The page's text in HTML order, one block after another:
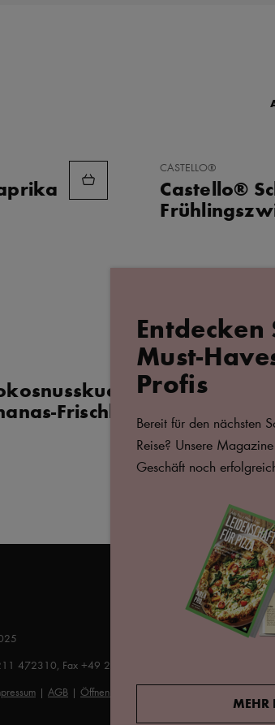
ZU
HINZUFÜGEN
CASTELLO®
Castello®
mit
Frischkäse
472310, Fax +49 211 4723166,
| AGB | Öffnen Sie das Cookie-Popup erneut
Entdecken
Must-
Profis
Bereit für den nächsten
Reise? Unsere
Geschäft noch
MEHR